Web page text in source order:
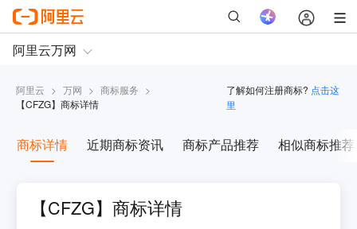
阿里云 > 万网 > 商标服务 >
【CFZG】商标详情
了解如何注册商标? 点击这
里
商标详情 近期商标资讯 商标产品推荐 相似商标推荐
【CFZG】商标详情